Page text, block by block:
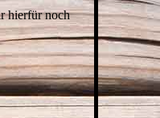
hierfür noch